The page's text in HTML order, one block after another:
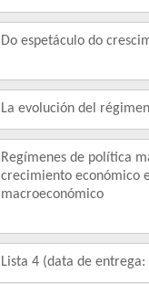
Do espetáculo do
La evolución del
Regímenes de política
crecimiento económico
macroeconómico
Lista 4 (data de